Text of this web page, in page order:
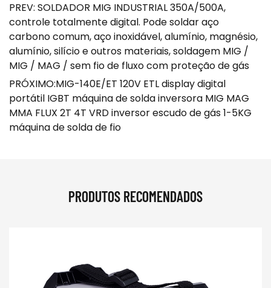
PREV: SOLDADOR MIG INDUSTRIAL 350A/500A,
controle totalmente digital. Pode soldar aço
carbono comum, aço inoxidável, alumínio, magnésio,
alumínio, silício e outros materiais, soldagem MIG /
MIG / MAG / sem fio de fluxo com proteção de gás
PRÓXIMO:MIG-140E/ET 120V ETL display digital
portátil IGBT máquina de solda inversora MIG MAG
MMA FLUX 2T 4T VRD inversor escudo de gás 1-5KG
máquina de solda de fio
PRODUTOS RECOMENDADOS